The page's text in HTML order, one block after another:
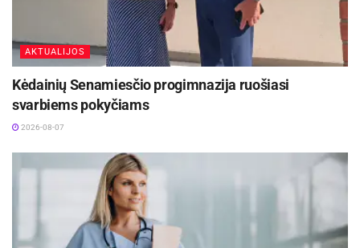
AKTUALIJOS
Kėdainių Senamiesčio progimnazija ruošiasi
svarbiems pokyčiams
2026-08-07